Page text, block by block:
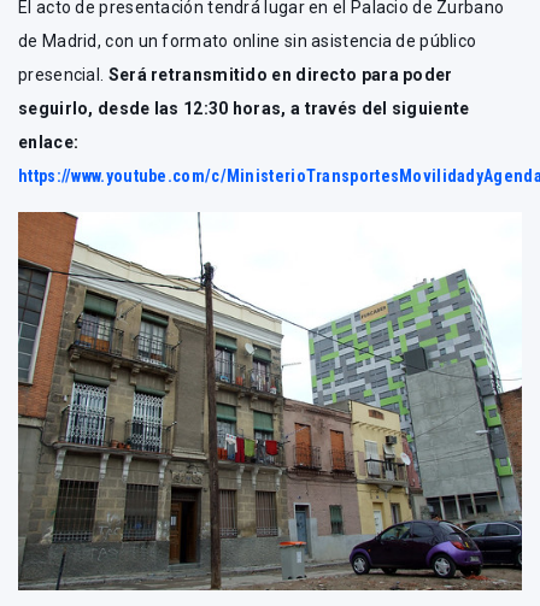
El acto de presentación tendrá lugar en el Palacio de Zurbano
de Madrid, con un formato online sin asistencia de público
presencial. Será retransmitido en directo para poder
seguirlo, desde las 12:30 horas, a través del siguiente
enlace:
https://www.youtube.com/c/